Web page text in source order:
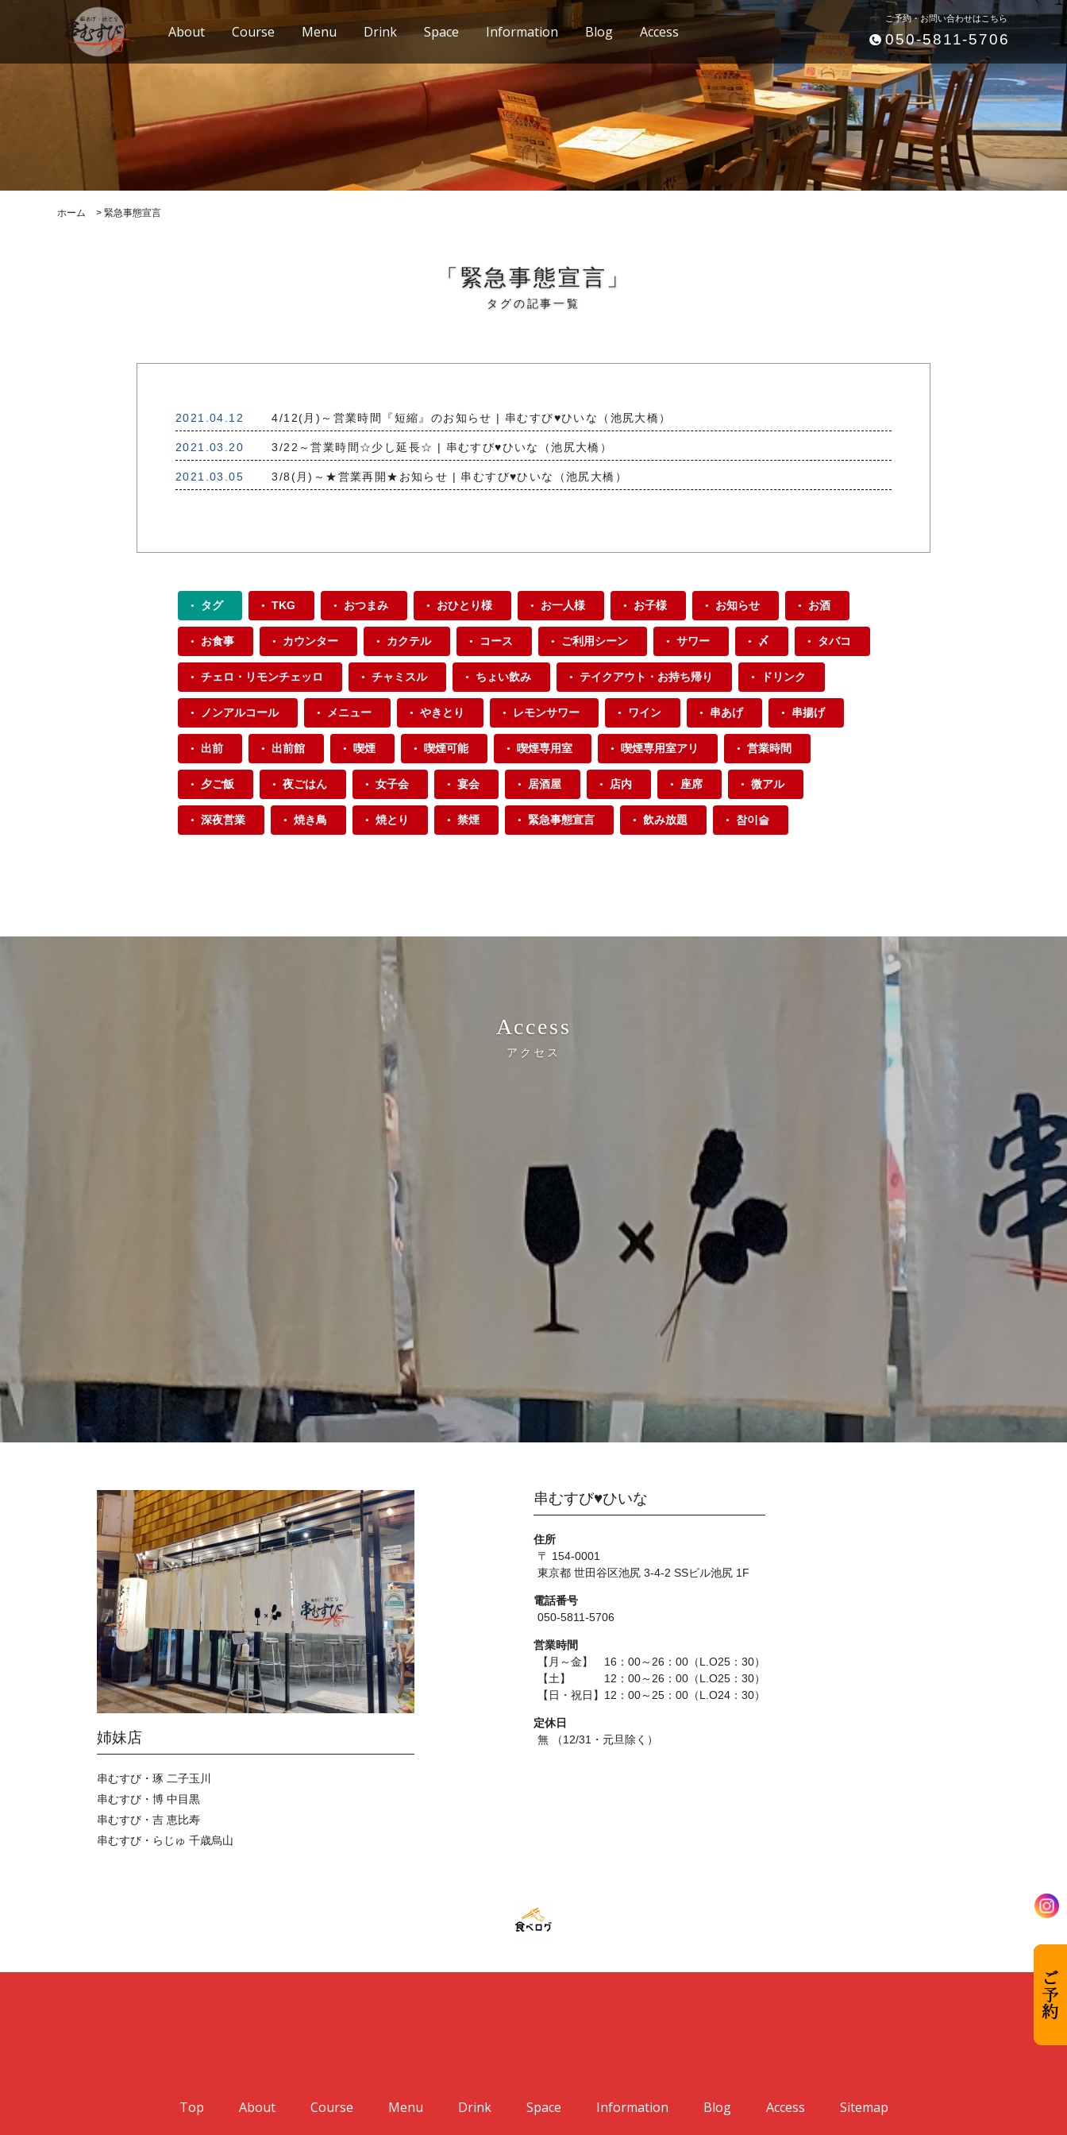
About Course Menu Drink Space Information Blog Access
ご予約・お問い合わせはこちら
050-5811-5706
ホーム > 緊急事態宣言
「緊急事態宣言」
タグの記事一覧
2021.04.12 4/12(月)～営業時間『短縮』のお知らせ | 串むすび♥ひいな（池尻大橋）
2021.03.20 3/22～営業時間☆少し延長☆ | 串むすび♥ひいな（池尻大橋）
2021.03.05 3/8(月)～★営業再開★お知らせ | 串むすび♥ひいな（池尻大橋）
タグ TKG おつまみ おひとり様 お一人様 お子様 お知らせ お酒
お食事 カウンター カクテル コース ご利用シーン サワー 〆 タバコ
チェロ・リモンチェッロ チャミスル ちょい飲み テイクアウト・お持ち帰り ドリンク
ノンアルコール メニュー やきとり レモンサワー ワイン 串あげ 串揚げ
出前 出前館 喫煙 喫煙可能 喫煙専用室 喫煙専用室アリ 営業時間
夕ご飯 夜ごはん 女子会 宴会 居酒屋 店内 座席 微アル
深夜営業 焼き鳥 焼とり 禁煙 緊急事態宣言 飲み放題 참이슬
Access
アクセス
姉妹店
串むすび・琢 二子玉川
串むすび・博 中目黒
串むすび・吉 恵比寿
串むすび・らじゅ 千歳烏山
串むすび♥ひいな
住所
〒 154-0001
東京都 世田谷区池尻 3-4-2 SSビル池尻 1F
電話番号
050-5811-5706
営業時間
【月～金】 16：00～26：00（L.O25：30）
【土】 12：00～26：00（L.O25：30）
【日・祝日】12：00～25：00（L.O24：30）
定休日
無 （12/31・元旦除く）
Top About Course Menu Drink Space Information Blog Access Sitemap